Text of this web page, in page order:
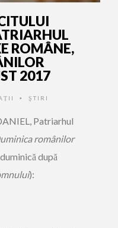
ROMÂNE,
2017
• ŞTIRI
Patriarhul
românilor
după
):